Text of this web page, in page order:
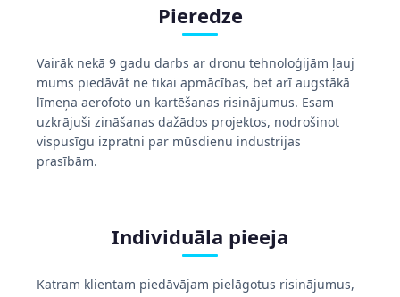
Pieredze
Vairāk nekā 9 gadu darbs ar dronu tehnoloģijām ļauj
mums piedāvāt ne tikai apmācības, bet arī augstākā
līmeņa aerofoto un kartēšanas risinājumus. Esam
uzkrājuši zināšanas dažādos projektos, nodrošinot
vispusīgu izpratni par mūsdienu industrijas
prasībām.
Individuāla pieeja
Katram klientam piedāvājam pielāgotus risinājumus,